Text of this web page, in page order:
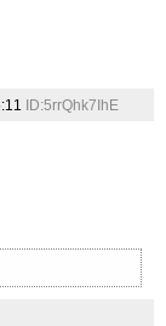
ID:5rrQhk7IhE